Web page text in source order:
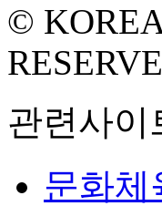
©
관련사이
문화체